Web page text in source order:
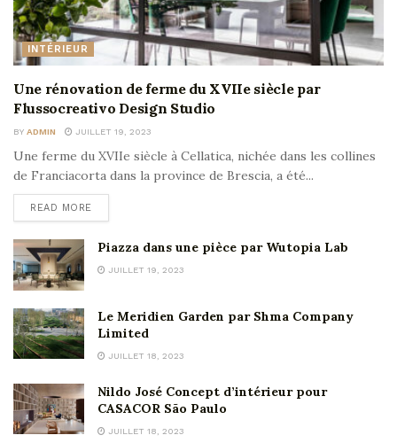
INTÉRIEUR
Une rénovation de ferme du XVIIe siècle par
Flussocreativo Design Studio
BY ADMIN JUILLET 19, 2023
Une ferme du XVIIe siècle à Cellatica, nichée dans les collines
de Franciacorta dans la province de Brescia, a été...
READ MORE
Piazza dans une pièce par Wutopia Lab
JUILLET 19, 2023
Le Meridien Garden par Shma Company
Limited
JUILLET 18, 2023
Nildo José Concept d’intérieur pour
CASACOR São Paulo
JUILLET 18, 2023